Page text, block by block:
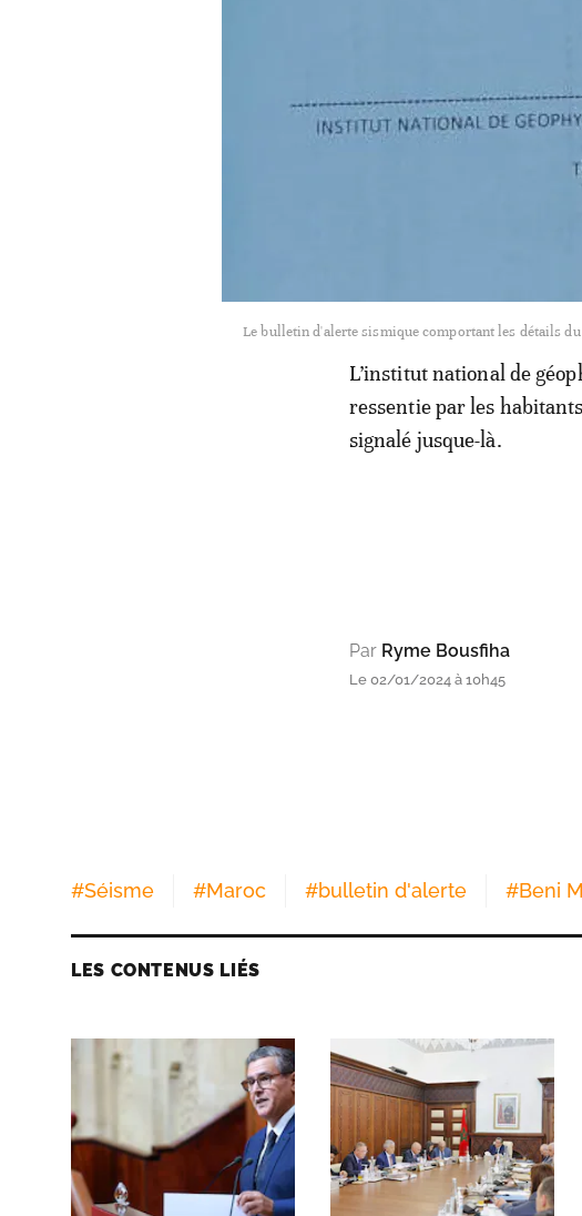
Le bulletin d'alerte sismique comportant les détails
L’institut national de
ressentie par les
signalé jusque-là.
Par Ryme Bousfiha
Le 02/01/2024 à 10h45
#Séisme #Maroc #bulletin d'alerte #Beni
LES CONTENUS LIÉS